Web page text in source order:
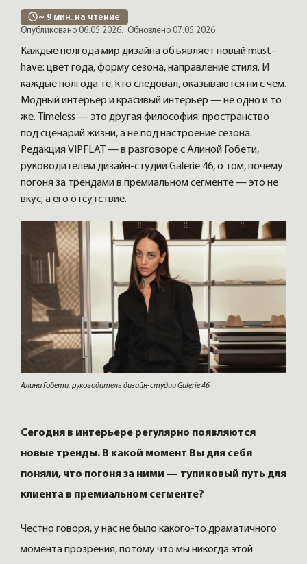
~ 9 мин. на чтение
Опубликовано 06.05.2026. Обновлено 07.05.2026
Каждые полгода мир дизайна объявляет новый must-
have: цвет года, форму сезона, направление стиля. И
каждые полгода те, кто следовал, оказываются ни с чем.
Модный интерьер и красивый интерьер — не одно и то
же. Timeless — это другая философия: пространство
под сценарий жизни, а не под настроение сезона.
Редакция VIPFLAT — в разговоре с Алиной Гобети,
руководителем дизайн-студии Galerie 46, о том, почему
погоня за трендами в премиальном сегменте — это не
вкус, а его отсутствие.
Алина Гобети, руководитель дизайн-студии Galerie 46
Сегодня в интерьере регулярно появляются
новые тренды. В какой момент Вы для себя
поняли, что погоня за ними — тупиковый путь для
клиента в премиальном сегменте?
Честно говоря, у нас не было какого-то драматичного
момента прозрения, потому что мы никогда этой